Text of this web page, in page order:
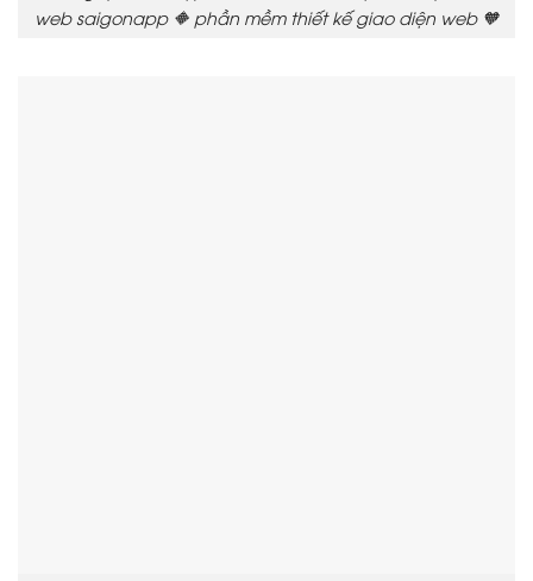
web saigonapp 🔶 phần mềm thiết kế giao diện web 🧡